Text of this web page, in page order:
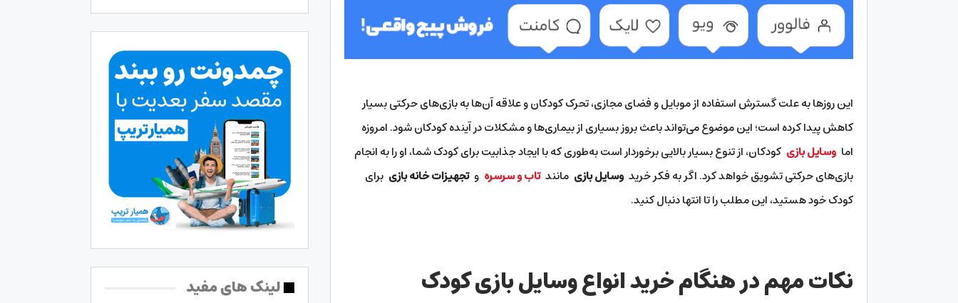
این روزها به علت گسترش استفاده از موبایل و فضای مجازی، تحرک کودکان و علاقه آن‌ها به بازی‌های حرکتی بسیار
کاهش پیدا کرده است؛ این موضوع می‌تواند باعث بروز بسیاری از بیماری‌ها و مشکلات در آینده کودکان شود. امروزه
اما وسایل بازی کودکان، از تنوع بسیار بالایی برخوردار است به‌طوری که با ایجاد جذابیت برای کودک شما، او را به انجام
بازی‌های حرکتی تشویق خواهد کرد. اگر به فکر خرید وسایل بازی مانندتاب و سرسره وتجهیزات خانه بازی برای
کودک خود هستید، این مطلب را تا انتها دنبال کنید.
نکات مهم در هنگام خرید انواع وسایل بازی کودک لینک های مفید